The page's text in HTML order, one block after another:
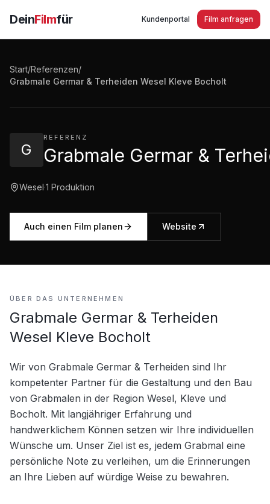
DeinFilmfür Kundenportal Film anfragen
Start/Referenzen/
Grabmale Germar & Terheiden Wesel Kleve Bocholt
G
REFERENZ
Grabmale Germar &
Wesel·1 Produktion
Auch einen Film planen Website
Grabmale Germar & Terheiden Wesel Kleve Bocholt
ÜBER DAS UNTERNEHMEN
Grabmale Germar & Terheiden
Wesel Kleve Bocholt
Wir von Grabmale Germar & Terheiden sind Ihr
kompetenter Partner für die Gestaltung und den Bau
von Grabmalen in der Region Wesel, Kleve und
Bocholt. Mit langjähriger Erfahrung und
handwerklichem Können setzen wir Ihre individuellen
Wünsche um. Unser Ziel ist es, jedem Grabmal eine
persönliche Note zu verleihen, um die Erinnerungen
an Ihre Lieben auf würdige Weise zu bewahren.